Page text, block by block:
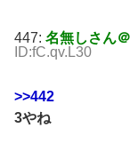
447: 名無しさん
ID:fC.qv.L30
>>442
3やね